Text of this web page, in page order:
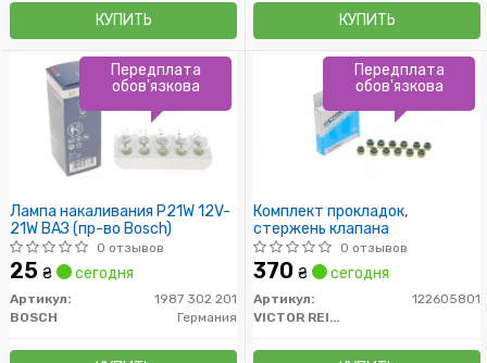
КУПИТЬ КУПИТЬ
Лампа накаливания P21W 12V-
21W ВАЗ (пр-во Bosch)
0 отзывов
25 ₴ сегодня
Артикул:
1987 302 201
BOSCH
Германия
Передплата
обов'язкова
Комплект прокладок,
стержень клапана
0 отзывов
370 ₴ сегодня
Артикул:
122605801
VICTOR REINZ
Передплата
обов'язкова